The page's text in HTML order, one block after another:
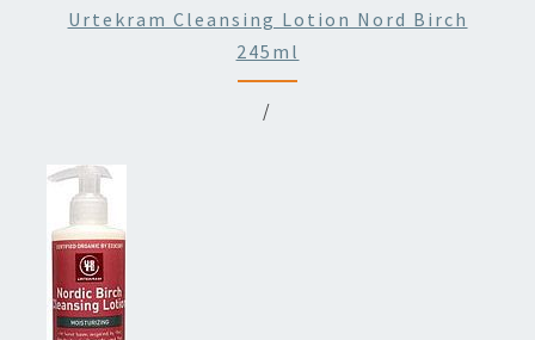
Urtekram Cleansing Lotion Nord Birch
245ml
/